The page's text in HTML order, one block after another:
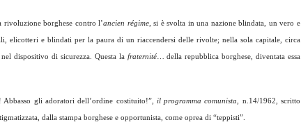
rivoluzione borghese contro l’ancien régime, si è svolta in una nazione blindata, un vero e
elicotteri e blindati per la paura di un riaccendersi delle rivolte; nella sola capitale, circa
dispositivo di sicurezza. Questa la fraternité… della repubblica borghese, diventata essa
gli adoratori dell’ordine costituito!”, il programma comunista , n.14/1962, scritto
dalla stampa borghese e opportunista, come oprea di “teppisti”.